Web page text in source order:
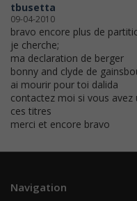
tbusetta
09-04-2010
bravo encore plus de
je cherche;
ma declaration de berger
bonny and clyde de
ai mourir pour toi dalida
contactez moi si vous avez
ces titres
merci et encore bravo
Navigation